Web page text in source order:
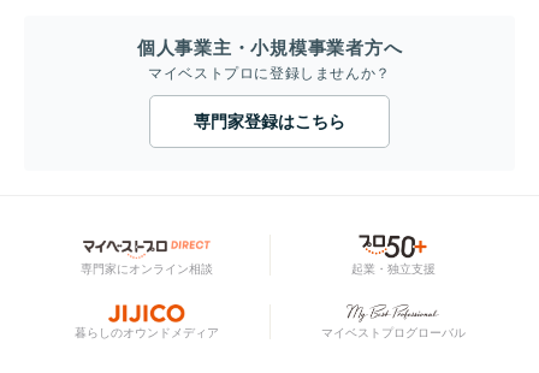
個人事業主・小規模事業者方へ
マイベストプロに登録しませんか？
専門家登録はこちら
専門家にオンライン相談 起業・独立支援
暮らしのオウンドメディア マイベストプログローバル